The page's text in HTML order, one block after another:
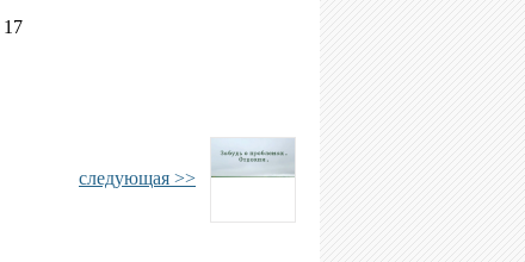
17
следующая >>